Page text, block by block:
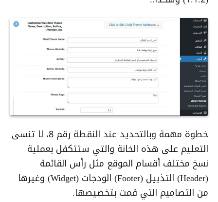
خطوة مهمة وبالتحديد عند النقطة رقم 8، لا تنسى
التعليم على هذه الخانة والتي ستتكفل بعملية
نسخ مختلف أقسام الموقع مثل رأس القائمة
(Header) التذييل (Footer) الودجات (Widget) وغيرها
من التصاميم التي قمت بتخصيصها.